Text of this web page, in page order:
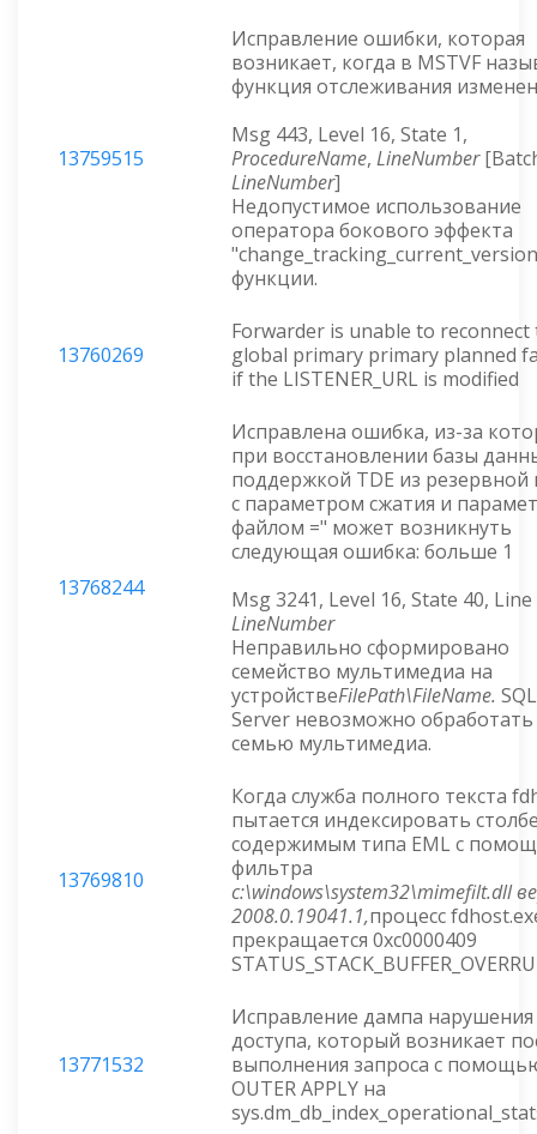
13759515
Исправление ошибки, которая
возникает, когда в MSTVF
функция отслеживания
Msg 443, Level 16, State 1,
ProcedureName, LineNumber
LineNumber]
Недопустимое использование
оператора бокового эффекта
функции.
13760269
Forwarder is unable to reconnect
global primary primary planned
if the LISTENER_URL is modified
13768244
Исправлена ошибка, из-за
при восстановлении базы
поддержкой TDE из резервной
с параметром сжатия и
файлом =" может возникнуть
следующая ошибка: больше 1
Msg 3241, Level 16, State 40, Line
LineNumber
Неправильно сформировано
семейство мультимедиа на
устройствеFilePath\FileName. SQL
Server невозможно обработать
семью мультимедиа.
13769810
Когда служба полного текста
пытается индексировать
содержимым типа EML с
фильтра
c:\windows\system32\mimefilt.dll
2008.0.19041.1,процесс
прекращается 0xc0000409
13771532
Исправление дампа нарушения
доступа, который возникает
выполнения запроса с
OUTER APPLY на